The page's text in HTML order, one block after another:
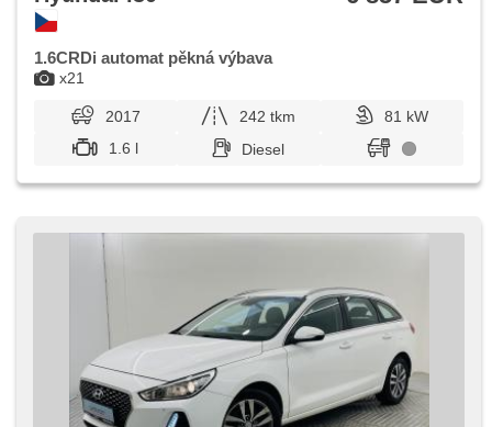
x21
1.6CRDi automat pěkná výbava
2017 242 tkm
81 kW
1.6 l
Diesel